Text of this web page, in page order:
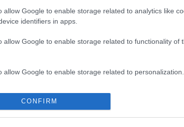
allow Google to enable storage related to analytics like
identifiers in apps.
allow Google to enable storage related to functionality of
allow Google to enable storage related to personalization.
allow Google to enable storage related to security,
functionality and fraud prevention, and other user
CONFIRM